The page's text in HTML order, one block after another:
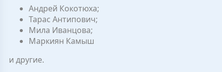
Андрей Кокотюха;
Тарас Антипович;
Мила Иванцова;
Маркиян Камыш
и другие.